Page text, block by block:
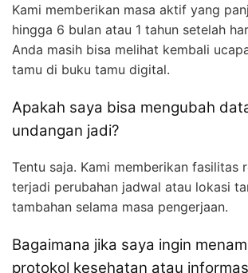
Kami memberikan masa aktif yang
hingga 6 bulan atau 1 tahun setelah
Anda masih bisa melihat kembali
tamu di buku tamu digital.
Apakah saya bisa mengubah
undangan jadi?
Tentu saja. Kami memberikan fasilitas
terjadi perubahan jadwal atau lokasi
tambahan selama masa pengerjaan.
Bagaimana jika saya ingin
protokol kesehatan atau